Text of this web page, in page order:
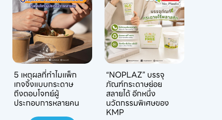
5 เหตุผลที่ทำไมแพ็ก
เกจจิ้งแบบกระดาษ
ถึงตอบโจทย์ผู้
ประกอบการหลายคน
“NOPLAZ” บรรจุ
ภัณฑ์กระดาษย่อย
สลายได้ อีกหนึ่ง
นวัตกรรมพิเศษของ
KMP